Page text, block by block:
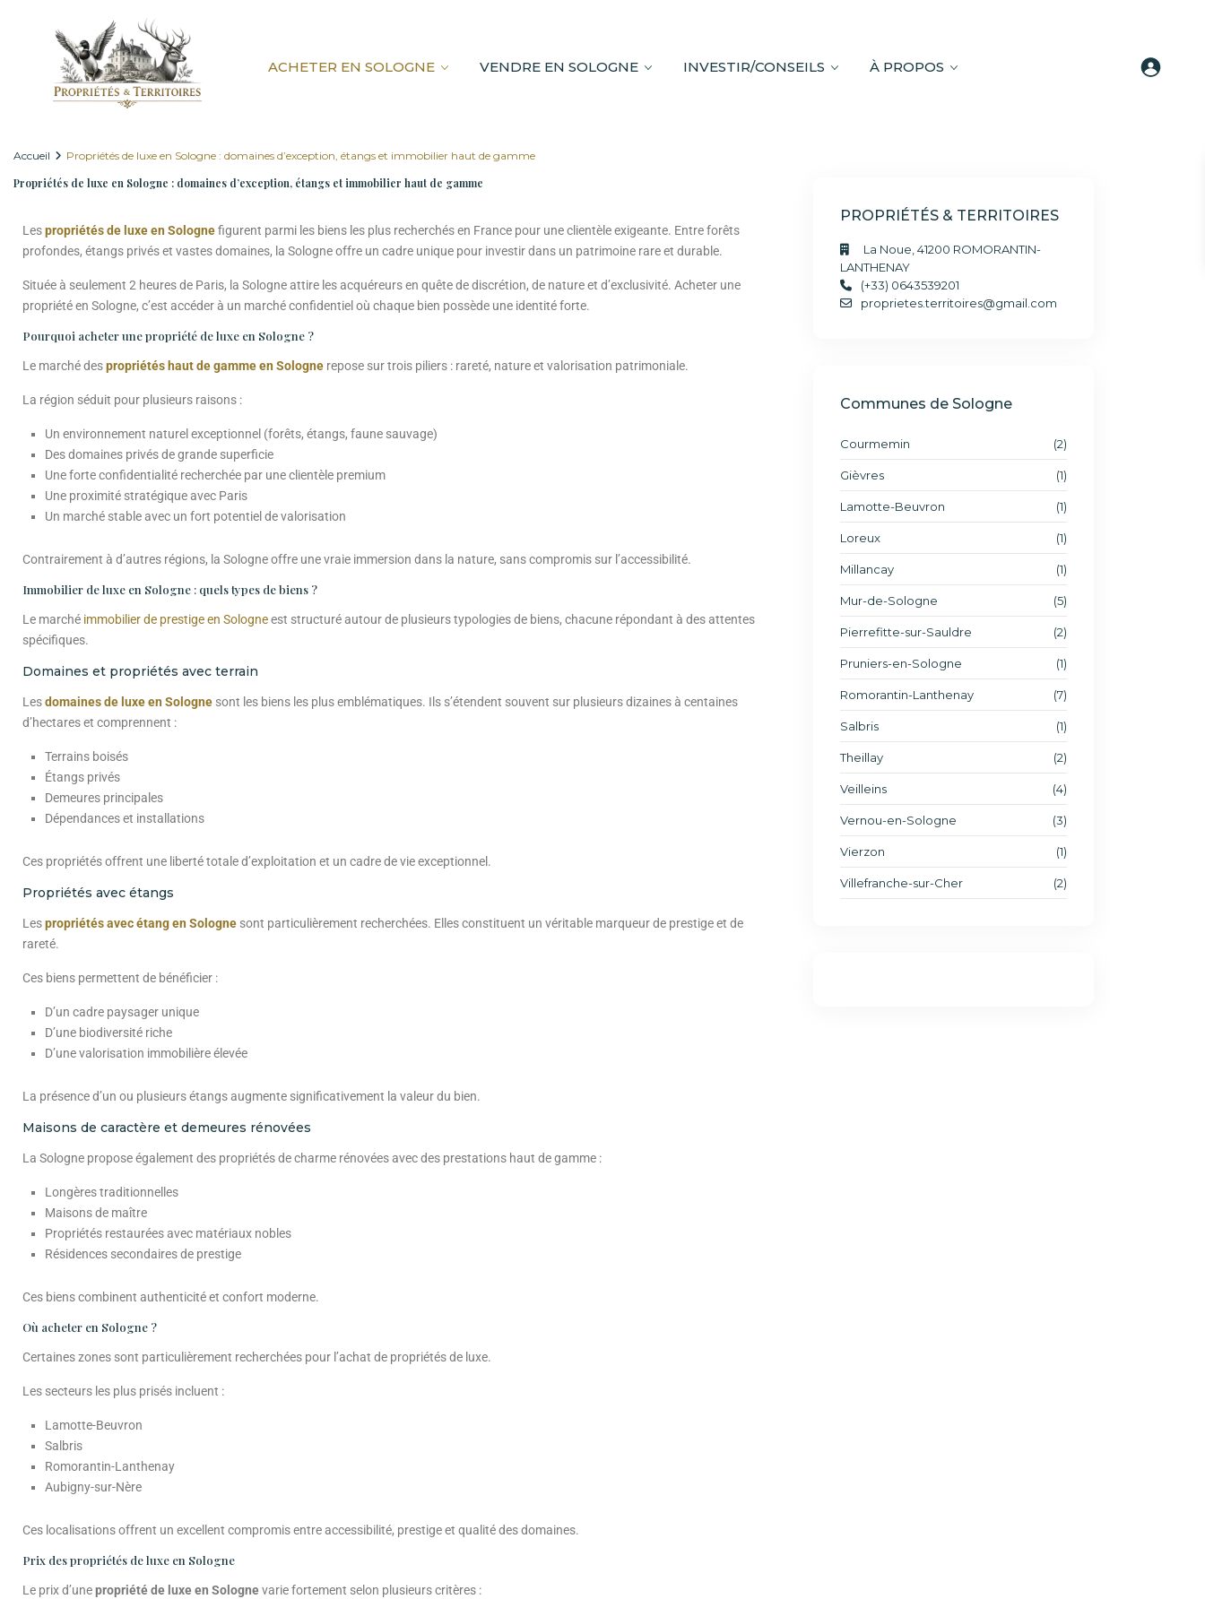
ACHETER EN SOLOGNE VENDRE EN SOLOGNE INVESTIR/CONSEILS À PROPOS
Accueil Propriétés de luxe en Sologne : domaines d’exception, étangs et immobilier haut de gamme
Propriétés de luxe en Sologne : domaines d’exception, étangs et immobilier haut de gamme
Lespropriétés de luxe en Solognefigurent parmi les biens les plus recherchés en France pour une clientèle exigeante. Entre forêts
profondes, étangs privés et vastes domaines, la Sologne offre un cadre unique pour investir dans un patrimoine rare et durable.
Située à seulement 2 heures de Paris, la Sologne attire les acquéreurs en quête de discrétion, de nature et d’exclusivité. Acheter une
propriété en Sologne, c’est accéder à un marché confidentiel où chaque bien possède une identité forte.
Pourquoi acheter une propriété de luxe en Sologne ?
Le marché despropriétés haut de gamme en Sologne repose sur trois piliers : rareté, nature et valorisation patrimoniale.
La région séduit pour plusieurs raisons :
Un environnement naturel exceptionnel (forêts, étangs, faune sauvage)
Des domaines privés de grande superficie
Une forte confidentialité recherchée par une clientèle premium
Une proximité stratégique avec Paris
Un marché stable avec un fort potentiel de valorisation
Contrairement à d’autres régions, la Sologne offre une vraie immersion dans la nature, sans compromis sur l’accessibilité.
Immobilier de luxe en Sologne : quels types de biens ?
Le marché immobilier de prestige en Sologneest structuré autour de plusieurs typologies de biens, chacune répondant à des attentes
spécifiques.
Domaines et propriétés avec terrain
Lesdomaines de luxe en Sologne sont les biens les plus emblématiques. Ils s’étendent souvent sur plusieurs dizaines à centaines
d’hectares et comprennent :
Terrains boisés
Étangs privés
Demeures principales
Dépendances et installations
Ces propriétés offrent une liberté totale d’exploitation et un cadre de vie exceptionnel.
Propriétés avec étangs
Lespropriétés avec étang en Sologne sont particulièrement recherchées. Elles constituent un véritable marqueur de prestige et de
rareté.
Ces biens permettent de bénéficier :
D’un cadre paysager unique
D’une biodiversité riche
D’une valorisation immobilière élevée
La présence d’un ou plusieurs étangs augmente significativement la valeur du bien.
Maisons de caractère et demeures rénovées
La Sologne propose également des propriétés de charme rénovées avec des prestations haut de gamme :
Longères traditionnelles
Maisons de maître
Propriétés restaurées avec matériaux nobles
Résidences secondaires de prestige
Ces biens combinent authenticité et confort moderne.
Où acheter en Sologne ?
Certaines zones sont particulièrement recherchées pour l’achat de propriétés de luxe.
Les secteurs les plus prisés incluent :
Lamotte-Beuvron
Salbris
Romorantin-Lanthenay
Aubigny-sur-Nère
Ces localisations offrent un excellent compromis entre accessibilité, prestige et qualité des domaines.
Prix des propriétés de luxe en Sologne
Le prix d’unepropriété de luxe en Solognevarie fortement selon plusieurs critères :
PROPRIÉTÉS & TERRITOIRES
La Noue, 41200 ROMORANTIN-
LANTHENAY
(+33) 0643539201
proprietes.territoires@gmail.com
Communes de Sologne
Courmemin (2)
Gièvres (1)
Lamotte-Beuvron (1)
Loreux (1)
Millancay (1)
Mur-de-Sologne (5)
Pierrefitte-sur-Sauldre (2)
Pruniers-en-Sologne (1)
Romorantin-Lanthenay (7)
Salbris (1)
Theillay (2)
Veilleins (4)
Vernou-en-Sologne (3)
Vierzon (1)
Villefranche-sur-Cher (2)